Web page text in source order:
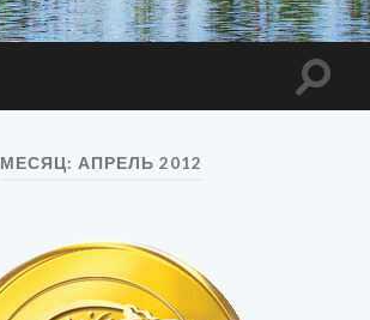
Лиман
Ошитки
Toggle
МЕСЯЦ: АПРЕЛЬ 2012